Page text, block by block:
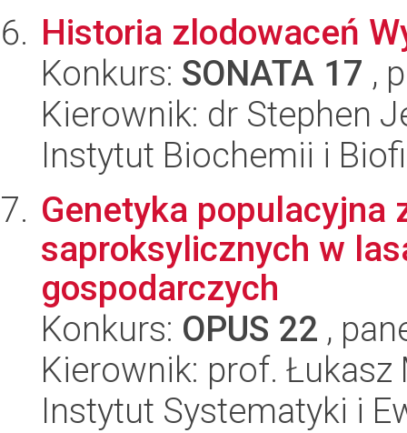
Historia zlodowaceń
Konkurs: SONATA 17 ,
Kierownik: dr Stephen
Instytut Biochemii i
Genetyka populacyjna
saproksylicznych w
gospodarczych
Konkurs: OPUS 22 ,
Kierownik: prof.
Instytut Systematyki i